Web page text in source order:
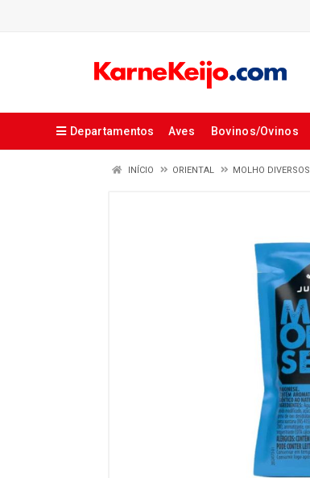
Departamentos Aves Bovinos/Ovinos
INÍCIO ORIENTAL MOLHO DIVERSOS